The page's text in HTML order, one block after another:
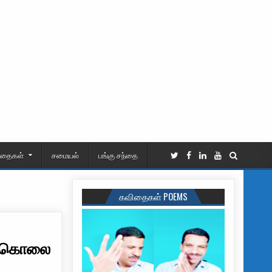
சமையல் பங்கு சந்தை
அமேசான் காடுகள் ஆர்வலர் சுட்டுக்கொலை
கவிதைகள் POEMS